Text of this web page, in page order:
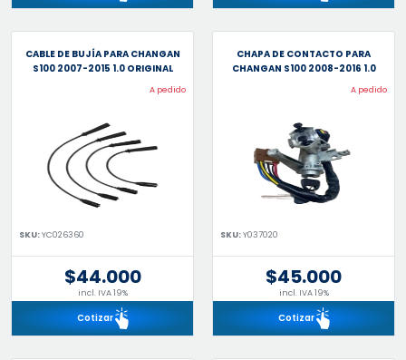
CABLE DE BUJÍA PARA CHANGAN
S100 2007-2015 1.0 ORIGINAL
A pedido
SKU:YC026360
$44.000
incl. IVA 19%
Cotizar
CHAPA DE CONTACTO PARA
CHANGAN S100 2008-2016 1.0
A pedido
SKU:Y037020
$45.000
incl. IVA 19%
Cotizar